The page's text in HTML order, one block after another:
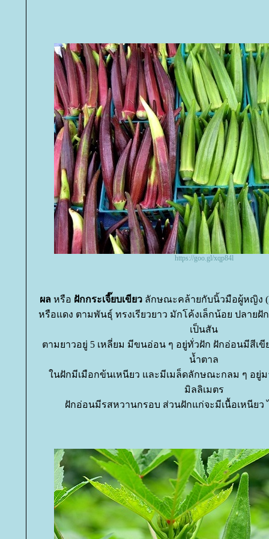
https://goo.gl/xqp84l
ผล หรือ ฝักกระเจี๊ยบเขียว ลักษณะคล้ายกับนิ้วมือผู้หญิง
หรือแดง ตามพันธุ์ ทรงเรียวยาว มักโค้งเล็กน้อย ปลายฝั
เป็นสัน
ตามยาวอยู่ 5 เหลี่ยม มีขนอ่อน ๆ อยู่ทั่วฝัก ฝักอ่อนมีสีเขี
น้ำตาล
นฝักมีเมือกข้นเหนียว และมีเมล็ดลักษณะกลม ๆ อยู่
มิลลิเมตร
ฝักอ่อนมีรสหวานกรอบ ส่วนฝักแก่จะมีเนื้อเหนียว